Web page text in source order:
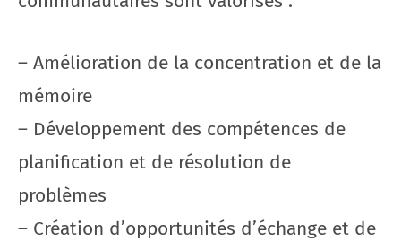
– Amélioration de la concentration et de la
mémoire
– Développement des compétences de
planification et de résolution de
problèmes
– Création d’opportunités d’échange et de